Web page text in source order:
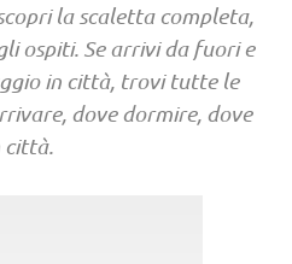
la scaletta completa,
ospiti. Se arrivi da fuori e
in città, trovi tutte le
dove dormire, dove
città.